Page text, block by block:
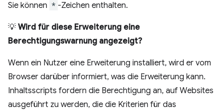
Sie können * -Zeichen enthalten.
💡 Wird für diese Erweiterung eine
Berechtigungswarnung angezeigt?
Wenn ein Nutzer eine Erweiterung installiert, wird er vom
Browser darüber informiert, was die Erweiterung kann.
Inhaltsscripts fordern die Berechtigung an, auf Websites
ausgeführt zu werden, die die Kriterien für das